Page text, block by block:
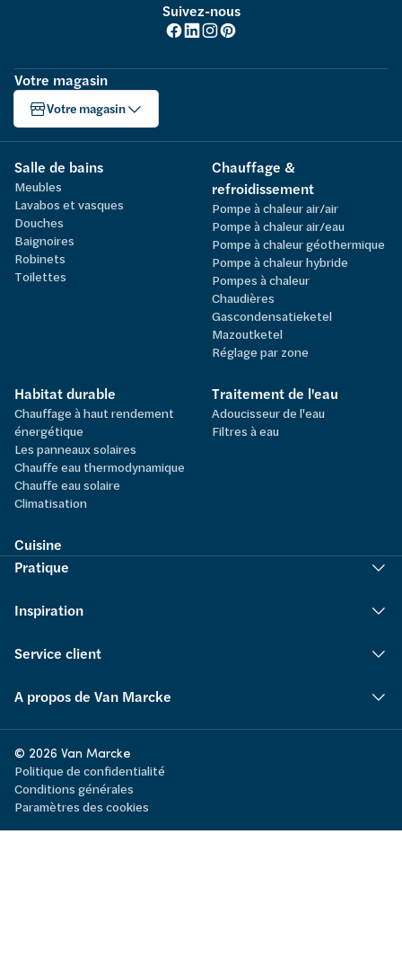
Suivez-nous
Votre magasin
Votre magasin
Salle de bains
Meubles
Lavabos et vasques
Douches
Baignoires
Robinets
Toilettes
Chauffage &
refroidissement
Pompe à chaleur air/air
Pompe à chaleur air/eau
Pompe à chaleur géothermique
Pompe à chaleur hybride
Pompes à chaleur
Chaudières
Gascondensatieketel
Mazoutketel
Réglage par zone
Habitat durable
Chauffage à haut rendement
énergétique
Les panneaux solaires
Chauffe eau thermodynamique
Chauffe eau solaire
Climatisation
Traitement de l'eau
Adoucisseur de l'eau
Filtres à eau
Cuisine
Pratique
Inspiration
Service client
A propos de Van Marcke
© 2026 Van Marcke
Politique de confidentialité
Conditions générales
Paramètres des cookies